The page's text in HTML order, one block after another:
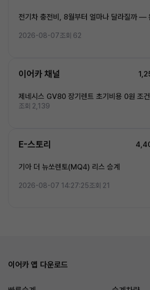
전기차 충전비, 8월부터 얼마나 달라질까 —
2026-08-07조회 62
이어카 채널
제네시스 GV80 장기렌트 초기비용 0원 조건
조회 2,139
E-스토리
기아 더 뉴쏘렌토(MQ4) 리스 승계
2026-08-07 14:27:25조회 21
이어카 앱 다운로드